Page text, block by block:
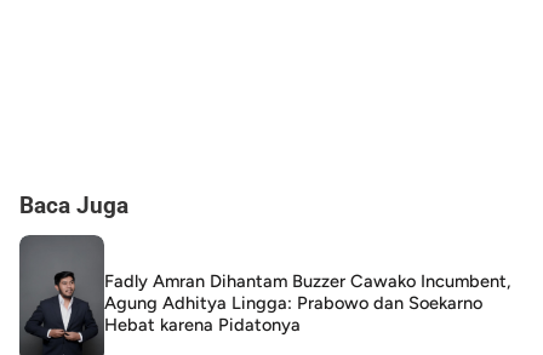
Baca Juga
Fadly Amran Dihantam Buzzer Cawako Incumbent,
Agung Adhitya Lingga: Prabowo dan Soekarno
Hebat karena Pidatonya